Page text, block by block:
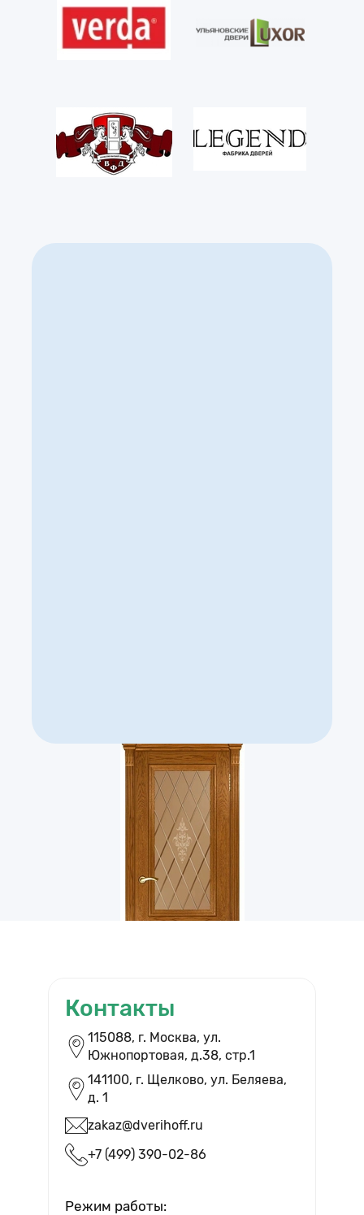
ВЫЗВАТЬ ЗАМЕРЩИКА
Бесплатный выезд и помощь в
выборе дверей
Контакты
115088, г. Москва, ул.
Южнопортовая, д.38, cтр.1
141100, г. Щелково, ул. Беляева,
д. 1
zakaz@dverihoff.ru
+7 (499) 390-02-86
Режим работы: